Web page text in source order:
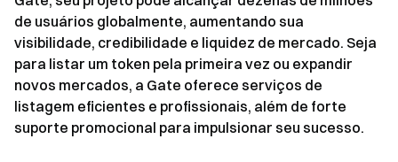
de usuários globalmente, aumentando sua
visibilidade, credibilidade e liquidez de mercado. Seja
para listar um token pela primeira vez ou expandir
novos mercados, a Gate oferece serviços de
listagem eficientes e profissionais, além de forte
suporte promocional para impulsionar seu sucesso.